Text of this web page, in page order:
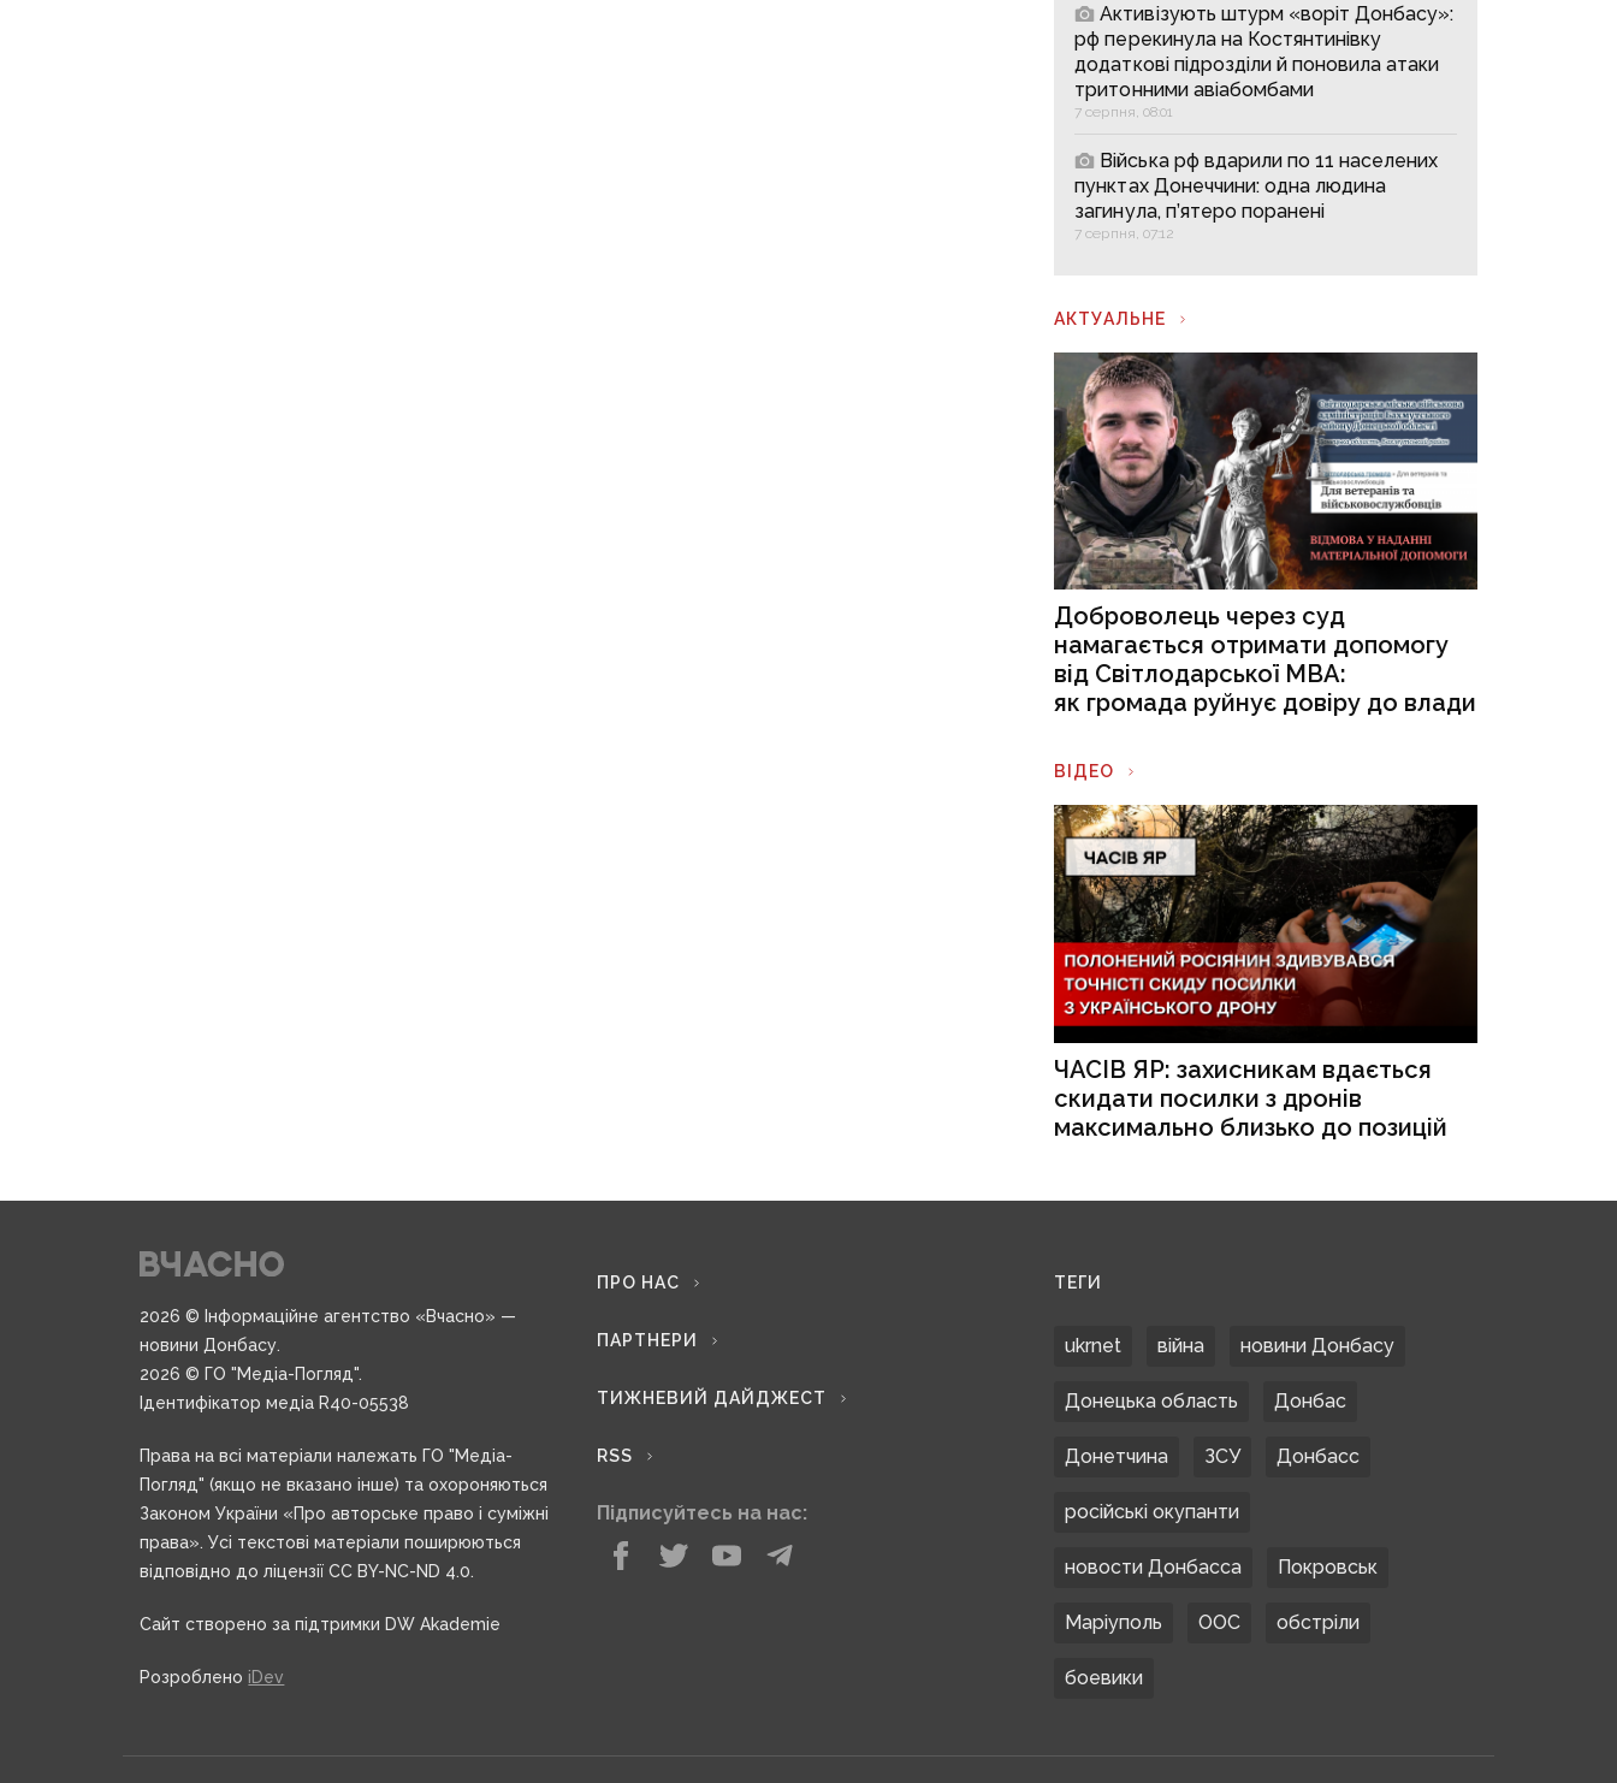
Активізують штурм «воріт Донбасу»:
рф перекинула на Костянтинівку
додаткові підрозділи й поновила атаки
тритонними авіабомбами
7 серпня, 08:01
Війська рф вдарили по 11 населених
пунктах Донеччини: одна людина
загинула, п’ятеро поранені
7 серпня, 07:12
АКТУАЛЬНЕ
Доброволець через суд
намагається отримати допомогу
від Світлодарської МВА:
як громада руйнує довіру до влади
ВІДЕО
ЧАСІВ ЯР: захисникам вдається
скидати посилки з дронів
максимально близько до позицій
2026 © Інформаційне агентство «Вчасно» —
новини Донбасу.
2026 © ГО "Медіа-Погляд".
Ідентифікатор медіа R40-05538
Права на всі матеріали належать ГО "Медіа-
Погляд" (якщо не вказано інше) та охороняються
Законом України «Про авторське право і суміжні
права». Усі текстові матеріали поширюються
відповідно до ліцензії CC BY-NC-ND 4.0.
Сайт створено за підтримки DW Akademie
Розроблено iDev
ПРО НАС
ПАРТНЕРИ
ТИЖНЕВИЙ ДАЙДЖЕСТ
RSS
Підписуйтесь на нас:
ТЕГИ
ukrnet війна новини Донбасу
Донецька область Донбас
Донетчина ЗСУ Донбасс
російські окупанти
новости Донбасса Покровськ
Маріуполь ООС обстріли
боевики